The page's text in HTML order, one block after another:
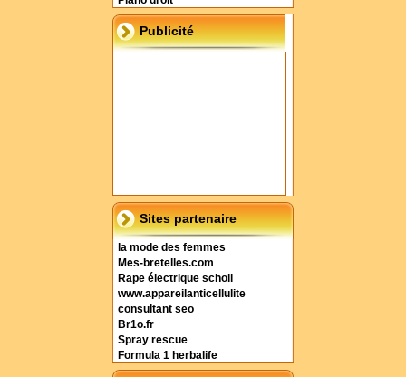
Publicité
Sites partenaire
la mode des femmes
Mes-bretelles.com
Rape électrique scholl
www.appareilanticellulite
consultant seo
Br1o.fr
Spray rescue
Formula 1 herbalife